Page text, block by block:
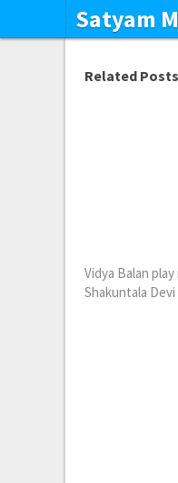
Satyam
Related Posts
Vidya Balan play
Shakuntala Devi